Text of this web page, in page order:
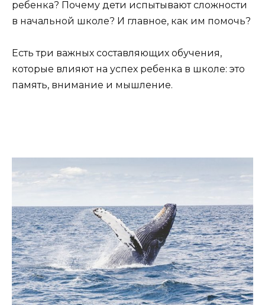
ребенка? Почему дети испытывают сложности
в начальной школе? И главное, как им помочь?
Есть три важных составляющих обучения,
которые влияют на успех ребенка в школе: это
память, внимание и мышление.